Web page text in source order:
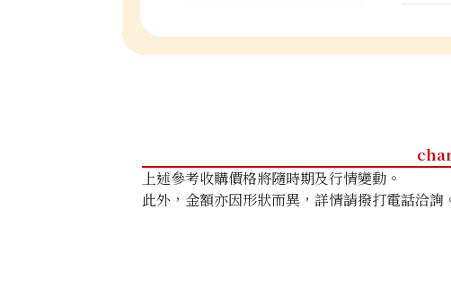
上述參考收購價格將隨時期及行情變動。
此外，金額亦因形狀而異，詳情請撥打電話洽詢